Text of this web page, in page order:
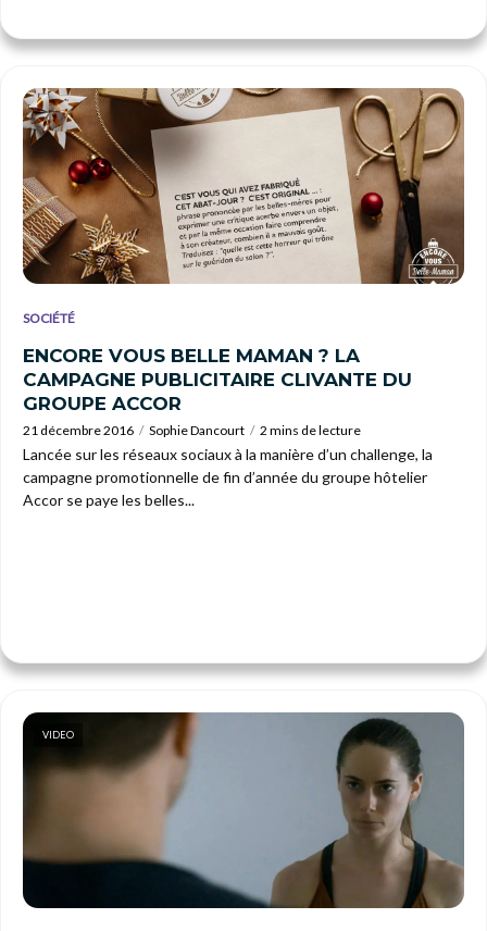
SOCIÉTÉ
ENCORE VOUS BELLE MAMAN ? LA
CAMPAGNE PUBLICITAIRE CLIVANTE DU
GROUPE ACCOR
21 décembre 2016 Sophie Dancourt 2 mins de lecture
Lancée sur les réseaux sociaux à la manière d’un challenge, la
campagne promotionnelle de fin d’année du groupe hôtelier
Accor se paye les belles...
VIDEO